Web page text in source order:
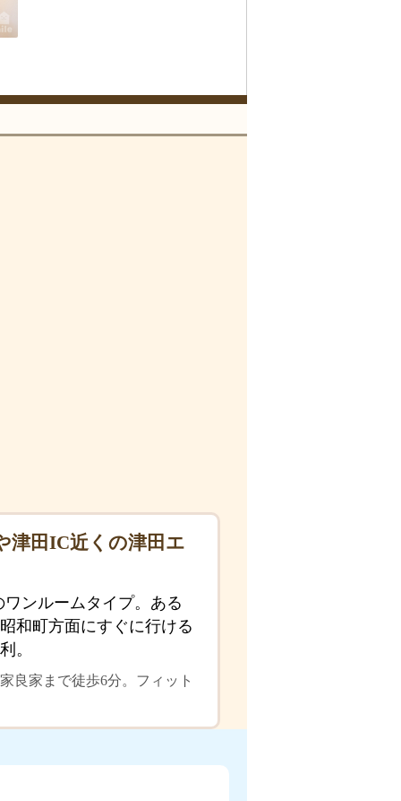
津田IC近くの津田エ
ンルームタイプ。ある
和町方面にすぐに行ける
。
良家まで徒歩6分。フィット